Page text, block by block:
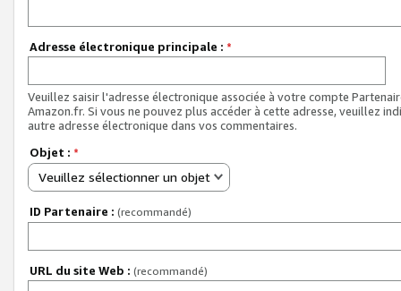
Adresse électronique principale : *
Veuillez saisir l'adresse électronique associée à votre compte
Amazon.fr. Si vous ne pouvez plus accéder à cette adresse, veuillez
autre adresse électronique dans vos commentaires.
Objet : *
Veuillez sélectionner un objet
ID Partenaire : (recommandé)
URL du site Web : (recommandé)